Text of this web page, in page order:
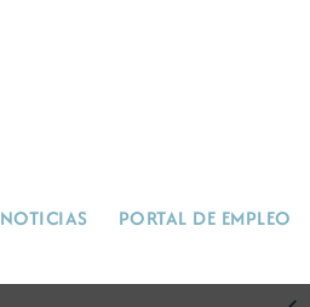
NOTICIAS PORTAL DE EMPLEO